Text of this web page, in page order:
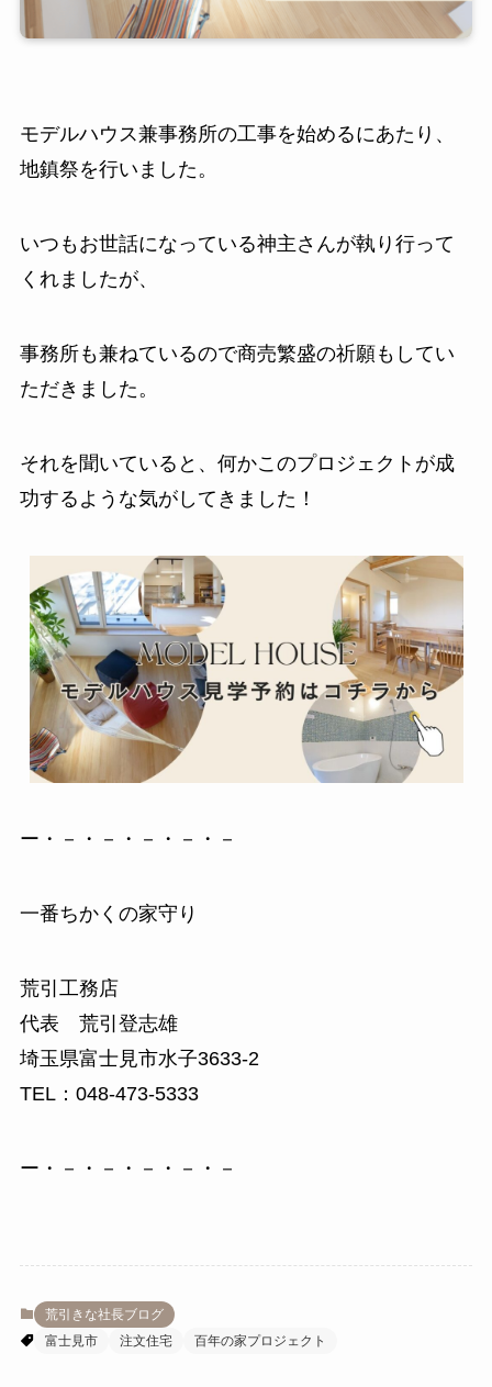
モデルハウス兼事務所の工事を始めるにあたり、
地鎮祭を行いました。
いつもお世話になっている神主さんが執り行って
くれましたが、
事務所も兼ねているので商売繁盛の祈願もしてい
ただきました。
それを聞いていると、何かこのプロジェクトが成
功するような気がしてきました！
ー・－・－・－・－・－
一番ちかくの家守り
荒引工務店
代表 荒引登志雄
埼玉県富士見市水子3633-2
TEL：048-473-5333
ー・－・－・－・－・－
荒引きな社長ブログ
富士見市
注文住宅 百年の家プロジェクト